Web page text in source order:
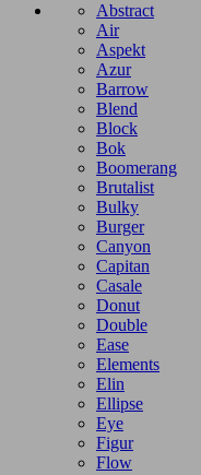
Abstract
Air
Aspekt
Azur
Barrow
Blend
Block
Bok
Boomerang
Brutalist
Bulky
Burger
Canyon
Capitan
Casale
Donut
Double
Ease
Elements
Elin
Ellipse
Eye
Figur
Flow